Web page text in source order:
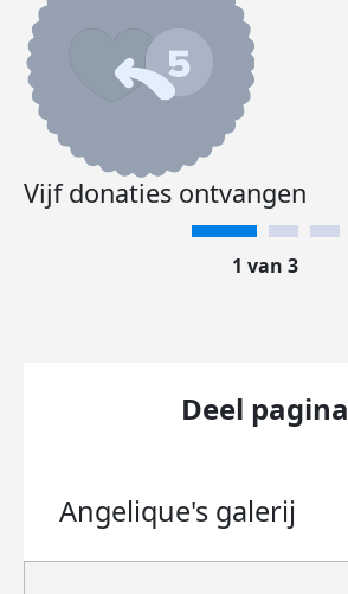
Vijf donaties ontvangen
1 van 3
Deel pagina
Angelique's galerij